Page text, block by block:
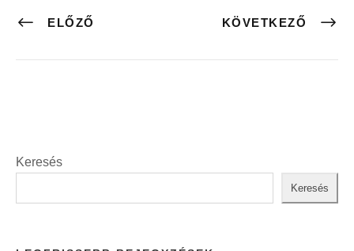
ELŐZŐ KÖVETKEZŐ
Keresés
Keresés